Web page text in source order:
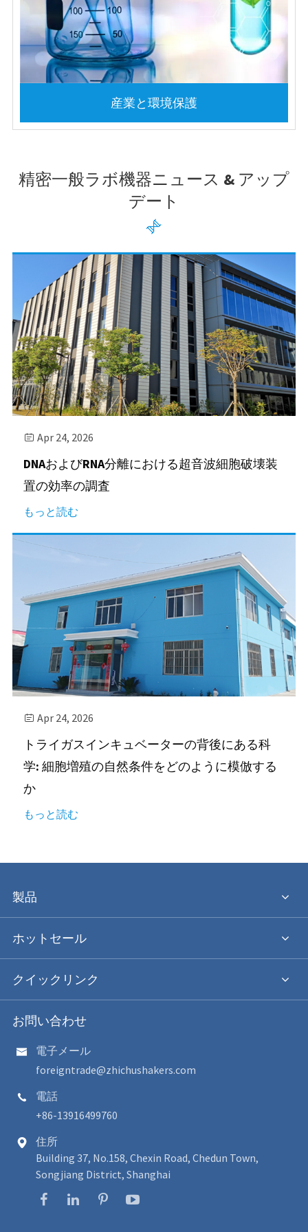
産業と環境保護
精密一般ラボ機器ニュース & アップ
デート

 Apr 24, 2026
DNAおよびRNA分離における超音波細胞破壊装
置の効率の調査
もっと読む
 Apr 24, 2026
トライガスインキュベーターの背後にある科
学: 細胞増殖の自然条件をどのように模倣する
か
もっと読む
製品
ホットセール
クイックリンク
お問い合わせ

電子メール
foreigntrade@zhichushakers.com

電話
+86-13916499760

住所
Building 37, No.158, Chexin Road, Chedun Town,
Songjiang District, Shanghai